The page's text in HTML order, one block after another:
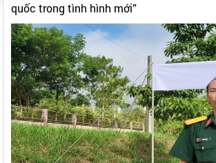
quốc trong tình hình mới”